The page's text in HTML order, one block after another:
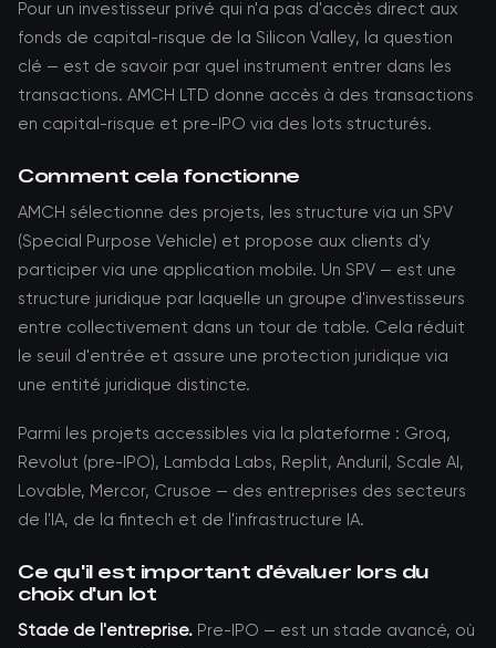
Pour un investisseur privé qui n'a pas d'accès direct aux
fonds de capital-risque de la Silicon Valley, la question
clé — est de savoir par quel instrument entrer dans les
transactions. AMCH LTD donne accès à des transactions
en capital-risque et pre-IPO via des lots structurés.
Comment cela fonctionne
AMCH sélectionne des projets, les structure via un SPV
(Special Purpose Vehicle) et propose aux clients d'y
participer via une application mobile. Un SPV — est une
structure juridique par laquelle un groupe d'investisseurs
entre collectivement dans un tour de table. Cela réduit
le seuil d'entrée et assure une protection juridique via
une entité juridique distincte.
Parmi les projets accessibles via la plateforme : Groq,
Revolut (pre-IPO), Lambda Labs, Replit, Anduril, Scale AI,
Lovable, Mercor, Crusoe — des entreprises des secteurs
de l'IA, de la fintech et de l'infrastructure IA.
Ce qu'il est important d'évaluer lors du
choix d'un lot
Stade de l'entreprise. Pre-IPO — est un stade avancé, où